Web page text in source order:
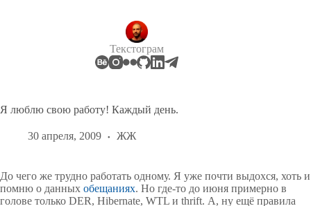
Текстограм
Я люблю свою работу! Каждый день.
30 апреля, 2009 ЖЖ
До чего же трудно работать одному. Я уже почти выдохся, хоть и
помню о данных обещаниях. Но где-то до июня примерно в
голове только DER, Hibernate, WTL и thrift. А, ну ещё правила